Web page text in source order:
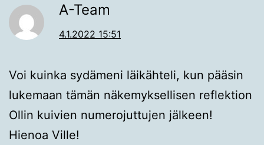
A-Team
4.1.2022 15:51
Voi kuinka sydämeni läikähteli, kun pääsin
lukemaan tämän näkemyksellisen reflektion
Ollin kuivien numerojuttujen jälkeen!
Hienoa Ville!